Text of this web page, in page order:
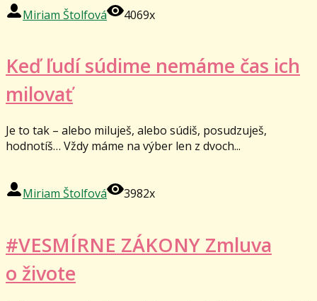
Miriam Štolfová 4069x
Keď ľudí súdime nemáme čas ich
milovať
Je to tak – alebo miluješ, alebo súdiš, posudzuješ,
hodnotíš… Vždy máme na výber len z dvoch...
Miriam Štolfová 3982x
#VESMÍRNE ZÁKONY Zmluva
o živote